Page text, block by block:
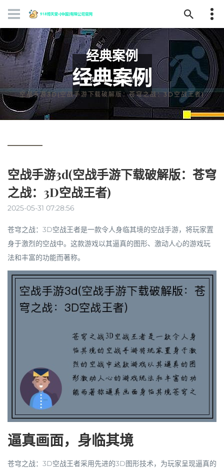
经典案例
首页
经典案例
空战手游3D(空战手游下载破解版：苍穹之战：3D空战王者)
空战手游3d(空战手游下载破解版：苍穹
之战：3D空战王者)
2025-05-31 07:28:56
苍穹之战：3D空战王者是一款令人身临其境的空战手游，将玩家置
身于激烈的空战中。这款游戏以其逼真的图形、激动人心的游戏玩
法和丰富的功能而著称。
逼真画面，身临其境
苍穹之战：3D空战王者采用先进的3D图形技术，为玩家呈现逼真的